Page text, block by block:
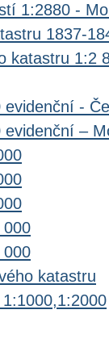
1:2880 -
1837-
katastru 1:2
-
–
000
000
katastru